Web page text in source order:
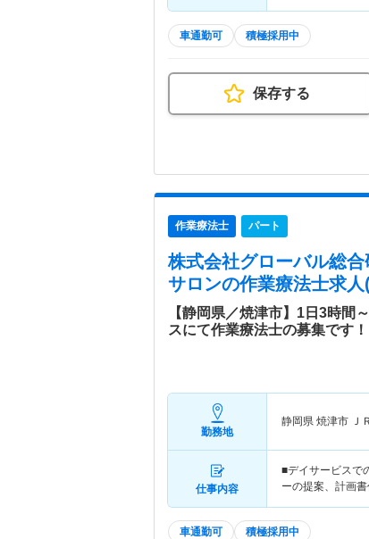
車通勤可 積極採用中
保存する
作業療法士 パート
株式会社グローバル総
サロンの作業療法士求
【静岡県／焼津市】1日3時
スにて作業療法士の募集です
勤務地
静岡県 焼津市 Ｊ
仕事内容
■デイサービスで
ーの提案、計画
車通勤可 積極採用中